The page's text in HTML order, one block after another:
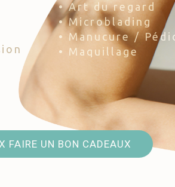
• Art du regard
• Microblading
• Manucure /
• Maquillage
FAIRE UN BON CADEAUX